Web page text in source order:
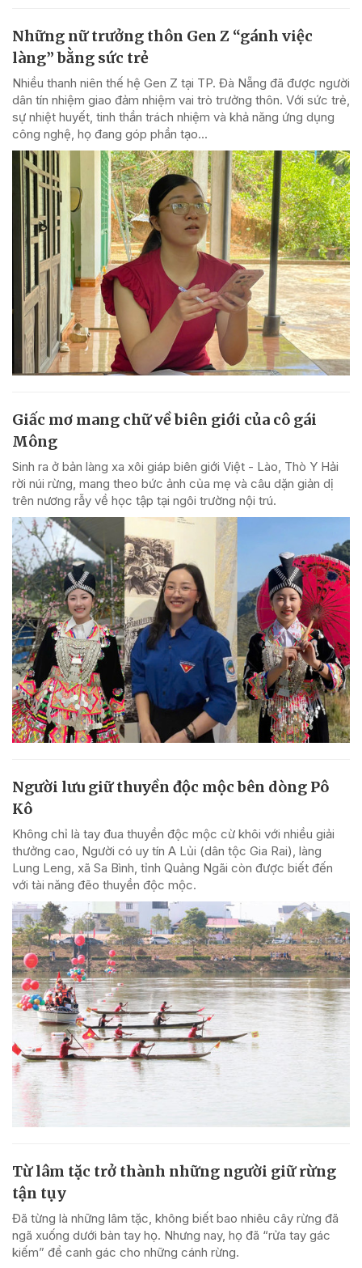
Những nữ trưởng thôn Gen Z “gánh việc
làng” bằng sức trẻ
Nhiều thanh niên thế hệ Gen Z tại TP. Đà Nẵng đã được người
dân tín nhiệm giao đảm nhiệm vai trò trưởng thôn. Với sức trẻ,
sự nhiệt huyết, tinh thần trách nhiệm và khả năng ứng dụng
công nghệ, họ đang góp phần tạo...
Giấc mơ mang chữ về biên giới của cô gái
Mông
Sinh ra ở bản làng xa xôi giáp biên giới Việt - Lào, Thò Y Hải
rời núi rừng, mang theo bức ảnh của mẹ và câu dặn giản dị
trên nương rẫy về học tập tại ngôi trường nội trú.
Người lưu giữ thuyền độc mộc bên dòng Pô
Kô
Không chỉ là tay đua thuyền độc mộc cừ khôi với nhiều giải
thưởng cao, Người có uy tín A Lủi (dân tộc Gia Rai), làng
Lung Leng, xã Sa Bình, tỉnh Quảng Ngãi còn được biết đến
với tài năng đẽo thuyền độc mộc.
Từ lâm tặc trở thành những người giữ rừng
tận tụy
Đã từng là những lâm tặc, không biết bao nhiêu cây rừng đã
ngã xuống dưới bàn tay họ. Nhưng nay, họ đã “rửa tay gác
kiếm” để canh gác cho những cánh rừng.